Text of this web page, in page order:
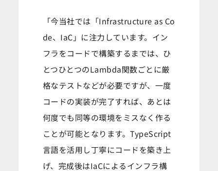
「今当社では「Infrastructure as Co
de、IaC」に注力しています。イン
フラをコードで構築するまでは、ひ
とつひとつのLambda関数ごとに厳
格なテストなどが必要ですが、一度
コードの実装が完了すれば、あとは
何度でも同等の環境をミスなく作る
ことが可能となります。TypeScript
言語を活用し丁寧にコードを築き上
げ、完成後はIaCによるインフラ構